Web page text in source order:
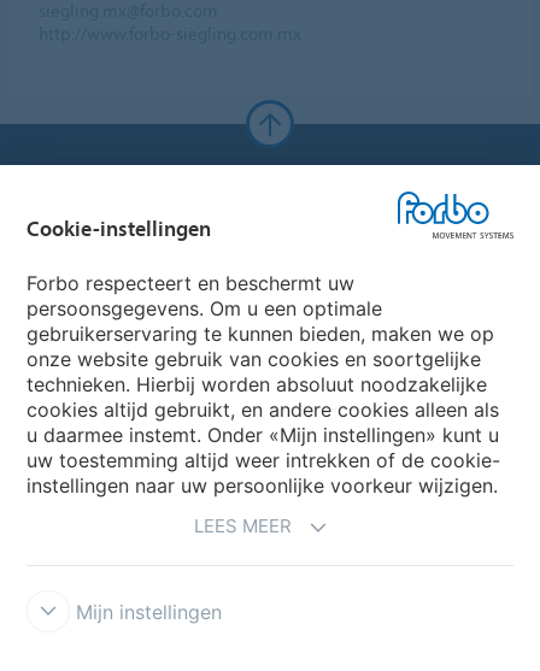
Forbo Websites
Forbo Group
Forbo Flooring Systems
Forbo Movement Systems
Selecteer een Land
Cookie-instellingen
Forbo respecteert en beschermt uw
persoonsgegevens. Om u een optimale
gebruikerservaring te kunnen bieden, maken we op
onze website gebruik van cookies en soortgelijke
technieken. Hierbij worden absoluut noodzakelijke
cookies altijd gebruikt, en andere cookies alleen als
u daarmee instemt. Onder «Mijn instellingen» kunt u
uw toestemming altijd weer intrekken of de cookie-
instellingen naar uw persoonlijke voorkeur wijzigen.
LEES MEER
Mijn instellingen